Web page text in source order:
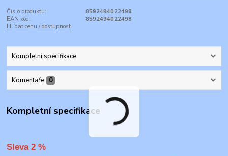
Číslo produktu:
8592494022498
EAN kód:
8592494022498
Hlídat cenu / dostupnost
Kompletní specifikace
Komentáře 0
Kompletní specifikace
Sleva 2 %